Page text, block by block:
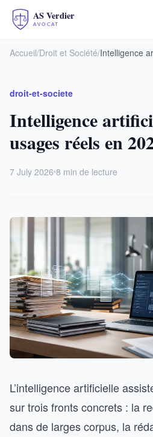
Accueil/Droit et Société/Intelligence
droit-et-societe
Intelligence
usages réels en
7 July 2026 8 min de lecture
L’intelligence artificielle
sur trois fronts concrets : la
dans de larges corpus, la